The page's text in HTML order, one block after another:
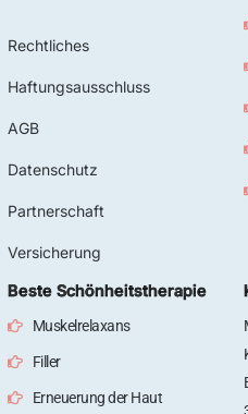
Rechtliches
Haftungsausschluss
AGB
Datenschutz
Partnerschaft
Versicherung
Beste Schönheitstherapie
Muskelrelaxans
Filler
Erneuerung der Haut